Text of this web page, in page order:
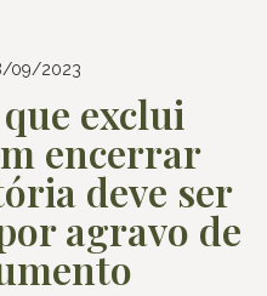
09/2023
exclui
encerrar
deve ser
agravo de